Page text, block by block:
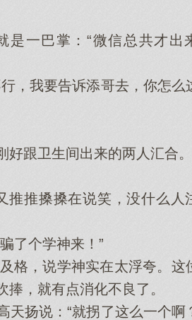
一巴掌：“微信总共才出
，我要告诉添哥去，你怎么
跟卫生间出来的两人汇合。
推搡搡在说笑，没什么人
了个学神来！”
，说学神实在太浮夸。这
，就有点消化不良了。
扬说：“就拐了这么一个啊